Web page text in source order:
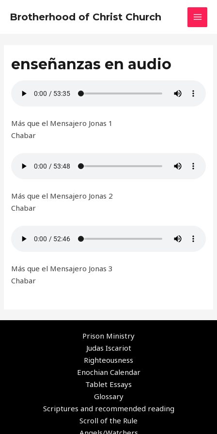
Brotherhood of Christ Church
enseñanzas en audio
Más que el Mensajero Jonas 1
Chabar
Más que el Mensajero Jonas 2
Chabar
Más que el Mensajero Jonas 3
Chabar
Prison Ministry
Judas Iscariot
Righteousness
Enochian Calendar
Tablet Essays
Glossary
Scriptures and recommended reading
Scroll of the Rule